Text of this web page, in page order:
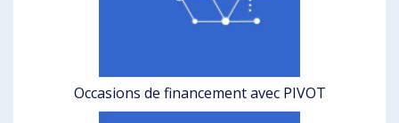
Occasions de financement avec PIVOT